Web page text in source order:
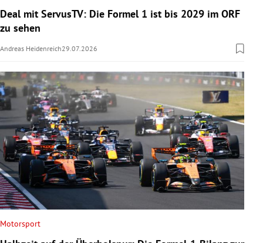
Deal mit ServusTV: Die Formel 1 ist bis 2029 im ORF
zu sehen
Andreas Heidenreich29.07.2026
Motorsport